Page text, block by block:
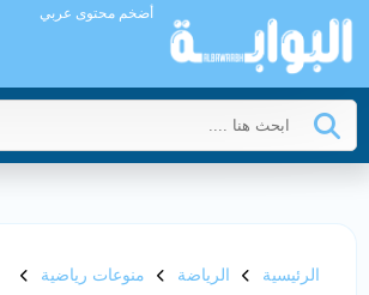
أضخم محتوى عربي
الرئيسية الرياضة
منوعات رياضية